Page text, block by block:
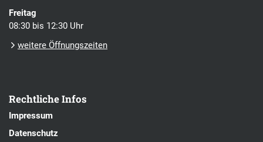
Freitag
08:30 bis 12:30 Uhr
weitere Öffnungszeiten
Rechtliche Infos
Impressum
Datenschutz